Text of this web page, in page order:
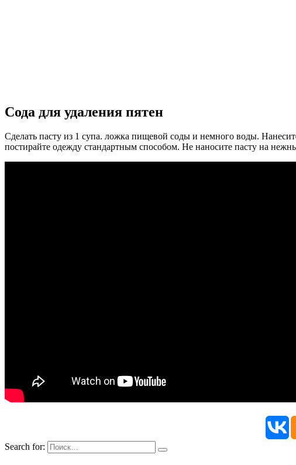
Сода для удаления пятен
Сделать пасту из 1 супа. ложка пищевой соды и немного воды.
постирайте одежду стандартным способом. Не наносите пасту на
Search for: